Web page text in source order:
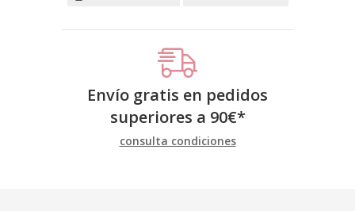
Envío gratis en pedidos
superiores a 90€*
consulta condiciones